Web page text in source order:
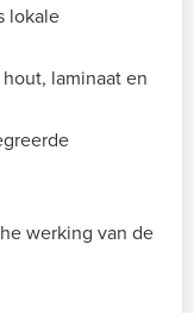
lokale
laminaat en
werking van de